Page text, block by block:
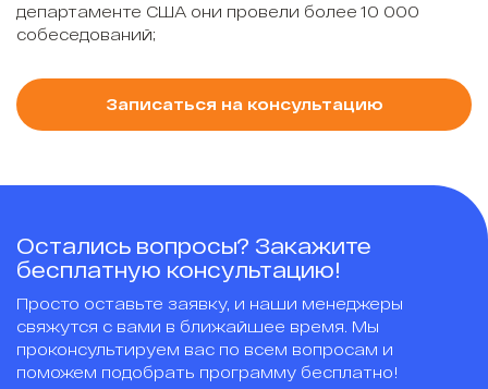
департаменте США они провели более 10 000
собеседований;
Записаться на консультацию
Остались вопросы? Закажите
бесплатную консультацию!
Просто оставьте заявку, и наши менеджеры
свяжутся с вами в ближайшее время. Мы
проконсультируем вас по всем вопросам и
поможем подобрать программу бесплатно!